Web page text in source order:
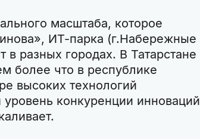
масштаба, которое
ИТ-парка (г.Набережные
разных городах. В Татарстане
более что в республике
высоких технологий
конкуренции инноваций